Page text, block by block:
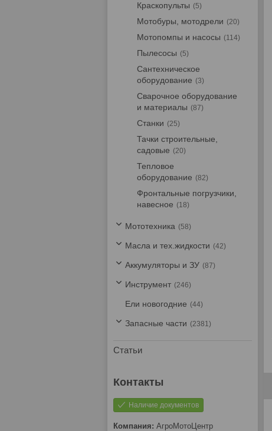
Краскопульты 5
Мотобуры, мотодрели 20
Мотопомпы и насосы 114
Пылесосы 5
Сантехническое
оборудование
3
Сварочное оборудование
и материалы
87
Станки 25
Тачки строительные,
садовые
20
Тепловое
оборудование
82
Фронтальные погрузчики,
навесное
18
Мототехника 58
Масла и тех.жидкости 42
Аккумуляторы и ЗУ 87
Инструмент 246
Ели новогодние 44
Запасные части 2381
Статьи
Наличие документов
АгроМотоЦентр